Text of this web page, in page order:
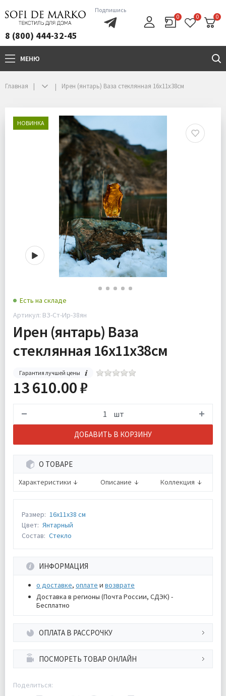
8 (800) 444-32-45
Подпишись
0 0 0
МЕНЮ
Главная Ирен (янтарь) Ваза стеклянная 16х11х38см
НОВИНКА
Есть на складе
Артикул: ВЗ-Ст-Ир-38ян
Ирен (янтарь) Ваза
стеклянная 16х11х38см
Гарантия лучшей цены
13 610.00 ₽
шт
ДОБАВИТЬ В КОРЗИНУ
О ТОВАРЕ
Характеристики Описание Коллекция
Размер: 16х11х38 см
Цвет: Янтарный
Состав: Стекло
ИНФОРМАЦИЯ
о доставке, оплате и возврате
Доставка в регионы (Почта России, СДЭК) -
Бесплатно
ОПЛАТА В РАССРОЧКУ
ПОСМОРЕТЬ ТОВАР ОНЛАЙН
Поделиться: